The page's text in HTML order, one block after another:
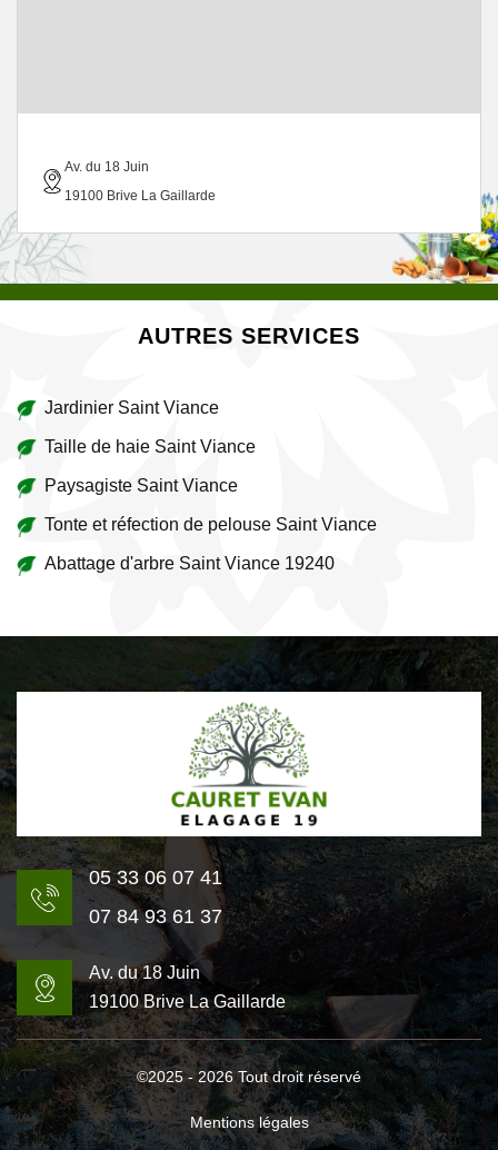
Av. du 18 Juin
19100 Brive La Gaillarde
AUTRES SERVICES
Jardinier Saint Viance
Taille de haie Saint Viance
Paysagiste Saint Viance
Tonte et réfection de pelouse Saint Viance
Abattage d'arbre Saint Viance 19240
05 33 06 07 41
07 84 93 61 37
Av. du 18 Juin
19100 Brive La Gaillarde
©2025 - 2026 Tout droit réservé
Mentions légales